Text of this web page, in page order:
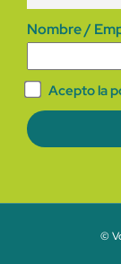
Nombre /
Acepto la
©